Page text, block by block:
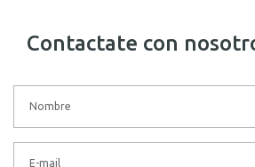
Contactate con